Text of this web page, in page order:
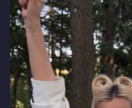
ОГРН 322030000010453
О НАС
INSTAGRAM* MSF
Патент на Товарный Знак номер 1080007
Патент на Товарный Знак номер 902234
Лицензия на осуществление
образовательной деятельности
Патент на Логотип номер 986658
Свидетельство на Товарный Знак
(знак обслуживания) номер 1095908
СТАТЬИ
*деятельность компании Meta
Platforms, Inc. (социальные сети
Instagram, Facebook) запрещена
в России